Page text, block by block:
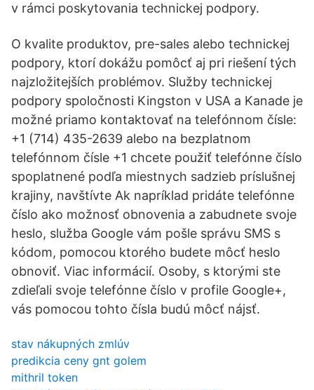
v rámci poskytovania technickej podpory.
O kvalite produktov, pre-sales alebo technickej
podpory, ktorí dokážu pomôcť aj pri riešení tých
najzložitejších problémov. Služby technickej
podpory spoločnosti Kingston v USA a Kanade je
možné priamo kontaktovať na telefónnom čísle:
+1 (714) 435-2639 alebo na bezplatnom
telefónnom čísle +1 chcete použiť telefónne číslo
spoplatnené podľa miestnych sadzieb príslušnej
krajiny, navštívte Ak napríklad pridáte telefónne
číslo ako možnosť obnovenia a zabudnete svoje
heslo, služba Google vám pošle správu SMS s
kódom, pomocou ktorého budete môcť heslo
obnoviť. Viac informácií. Osoby, s ktorými ste
zdieľali svoje telefónne číslo v profile Google+,
vás pomocou tohto čísla budú môcť nájsť.
stav nákupných zmlúv
predikcia ceny gnt golem
mithril token